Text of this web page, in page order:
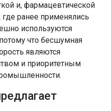
и, фармацевтической
где ранее применялись
используются
что бесшумная
являются
и приоритетным